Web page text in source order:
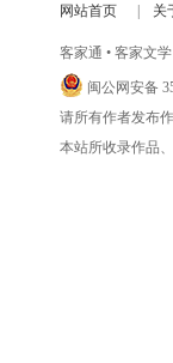
网站首页 关
客家通 • 客家文
闽公网安备
请所有作者发布
本站所收录作品